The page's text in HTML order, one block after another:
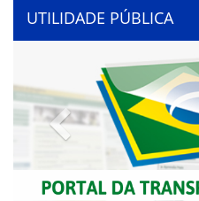
UTILIDADE PÚBLICA
Previous